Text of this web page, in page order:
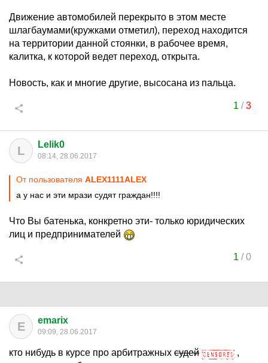
Движение автомобилей перекрыто в этом месте
шлагбаумами(кружками отметил), переход находится
на территории данной стоянки, в рабочее время,
калитка, к которой ведет переход, открыта.
Новость, как и многие другие, высосана из пальца.
1 /3
L Lelik0
08:14, 28.06.2017
От пользователя ALEX1111ALEX
а у нас и эти мрази судят граждан!!!!
Что Вы батенька, конкретно эти- только юридических
лиц и предпринимателей
1 /0
E emarix
09:09, 28.06.2017
кто нибудь в курсе про арбитражных судей
,